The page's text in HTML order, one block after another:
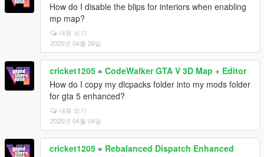
How do I disable the blips for interiors when enabling
mp map?
내용 보기
2025년 04월 26일
cricket1205 » CodeWalker GTA V 3D Map + Editor
How do I copy my dlcpacks folder into my mods folder
for gta 5 enhanced?
내용 보기
2025년 04월 04일
cricket1205 » Rebalanced Dispatch Enhanced